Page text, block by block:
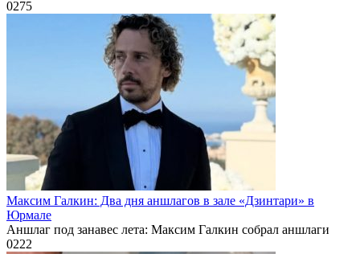
0275
Максим Галкин: Два дня аншлагов в зале «Дзинтари» в
Юрмале
Аншлаг под занавес лета: Максим Галкин собрал аншлаги
0222